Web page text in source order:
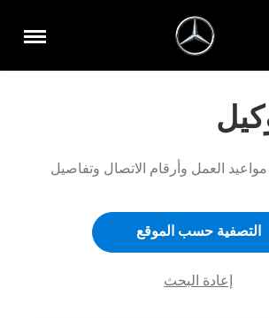
العمل وأرقام الاتصال وتفاصيل
التصفية حسب الموقع
إعادة البحث